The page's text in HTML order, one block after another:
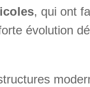
, qui ont
évolution